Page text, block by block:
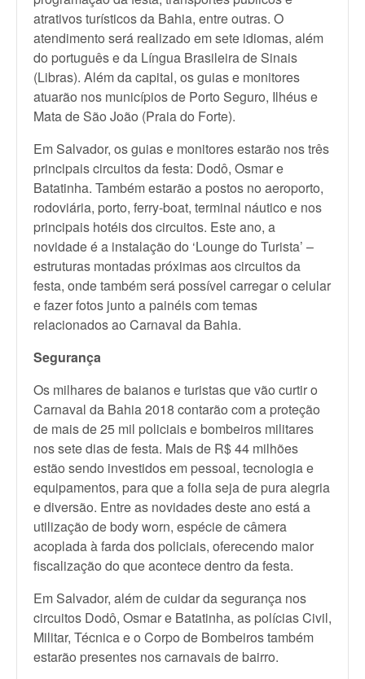
atrativos turísticos da Bahia, entre outras. O
atendimento será realizado em sete idiomas, além
do português e da Língua Brasileira de Sinais
(Libras). Além da capital, os guias e monitores
atuarão nos municípios de Porto Seguro, Ilhéus e
Mata de São João (Praia do Forte).
Em Salvador, os guias e monitores estarão nos três
principais circuitos da festa: Dodô, Osmar e
Batatinha. Também estarão a postos no aeroporto,
rodoviária, porto, ferry-boat, terminal náutico e nos
principais hotéis dos circuitos. Este ano, a
novidade é a instalação do ‘Lounge do Turista’ –
estruturas montadas próximas aos circuitos da
festa, onde também será possível carregar o celular
e fazer fotos junto a painéis com temas
relacionados ao Carnaval da Bahia.
Segurança
Os milhares de baianos e turistas que vão curtir o
Carnaval da Bahia 2018 contarão com a proteção
de mais de 25 mil policiais e bombeiros militares
nos sete dias de festa. Mais de R$ 44 milhões
estão sendo investidos em pessoal, tecnologia e
equipamentos, para que a folia seja de pura alegria
e diversão. Entre as novidades deste ano está a
utilização de body worn, espécie de câmera
acoplada à farda dos policiais, oferecendo maior
fiscalização do que acontece dentro da festa.
Em Salvador, além de cuidar da segurança nos
circuitos Dodô, Osmar e Batatinha, as polícias Civil,
Militar, Técnica e o Corpo de Bombeiros também
estarão presentes nos carnavais de bairro.